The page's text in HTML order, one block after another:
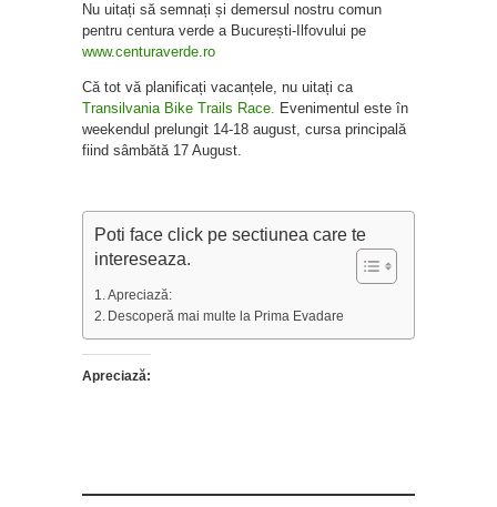
Nu uitați să semnați și demersul nostru comun
pentru centura verde a București-Ilfovului pe
www.centuraverde.ro
Că tot vă planificați vacanțele, nu uitați ca
Transilvania Bike Trails Race. Evenimentul este în
weekendul prelungit 14-18 august, cursa principală
fiind sâmbătă 17 August.
Poti face click pe sectiunea care te
intereseaza.
Apreciază:
Descoperă mai multe la Prima Evadare
Apreciază: